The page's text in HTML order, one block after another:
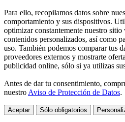
Para ello, recopilamos datos sobre
comportamiento y sus dispositivos.
optimizar constantemente nuestro
contenidos personalizados, así como
uso. También podemos comparar tus
proveedores externos y mostrarte
publicidad online, sólo si ya utilizas
Antes de dar tu consentimiento,
nuestro Aviso de Protección de Datos.
Aceptar Sólo obligatorios